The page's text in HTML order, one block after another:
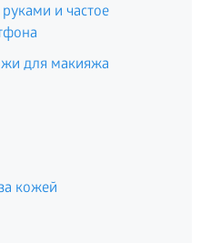
и частое
для макияжа
кожей